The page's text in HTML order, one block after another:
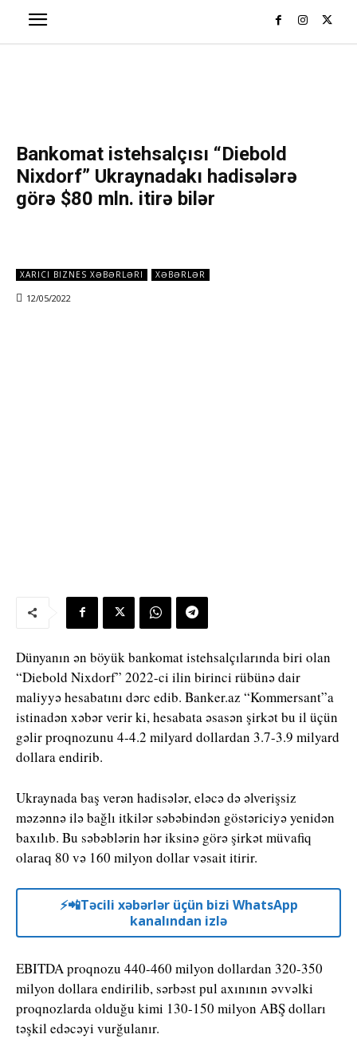
Bankomat istehsalçısı “Diebold
Nixdorf” Ukraynadakı hadisələrə
görə $80 mln. itirə bilər
XARICI BIZNES XƏBƏRLƏRI XƏBƏRLƏR
12/05/2022
Dünyanın ən böyük bankomat istehsalçılarında biri olan
“Diebold Nixdorf” 2022-ci ilin birinci rübünə dair
maliyyə hesabatını dərc edib. Banker.az “Kommersant”a
istinadən xəbər verir ki, hesabata əsasən şirkət bu il üçün
gəlir proqnozunu 4-4.2 milyard dollardan 3.7-3.9 milyard
dollara endirib.
Ukraynada baş verən hadisələr, eləcə də əlverişsiz
məzənnə ilə bağlı itkilər səbəbindən göstəriciyə yenidən
baxılıb. Bu səbəblərin hər iksinə görə şirkət müvafiq
olaraq 80 və 160 milyon dollar vəsait itirir.
⚡️📲Təcili xəbərlər üçün bizi WhatsApp
kanalından izlə
EBITDA proqnozu 440-460 milyon dollardan 320-350
milyon dollara endirilib, sərbəst pul axınının əvvəlki
proqnozlarda olduğu kimi 130-150 milyon ABŞ dolları
təşkil edəcəyi vurğulanır.